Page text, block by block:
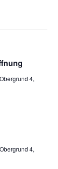
4,
4,